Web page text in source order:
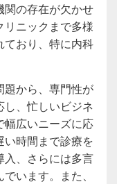
関の存在が欠かせ
リニックまで多様
ており、特に内科
題から、専門性が
、忙しいビジネ
幅広いニーズに応
い時間まで診療を
入、さらには多言
います。また、